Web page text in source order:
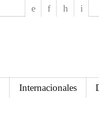
Internacionales